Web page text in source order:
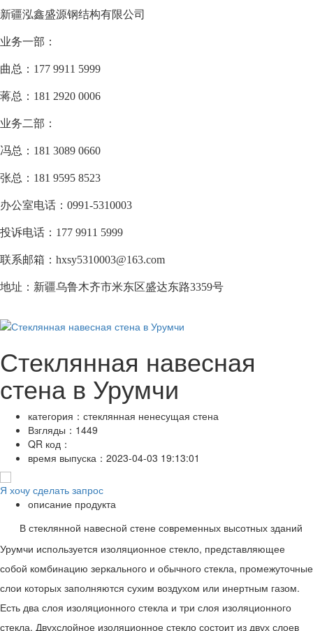
新疆泓鑫盛源钢结构有限公司
业务一部：
曲总：177 9911 5999
蒋总：181 2920 0006
业务二部：
冯总：181 3089 0660
张总：181 9595 8523
办公室电话：0991-5310003
投诉电话：177 9911 5999
联系邮箱：hxsy5310003@163.com
地址：新疆乌鲁木齐市米东区盛达东路3359号
Стеклянная навесная
стена в Урумчи
категория： стеклянная ненесущая стена
Взгляды： 1449
QR код：
время выпуска： 2023-04-03 19:13:01
Я хочу сделать запрос
описание продукта
В стеклянной навесной стене современных высотных зданий
Урумчи используется изоляционное стекло, представляющее
собой комбинацию зеркального и обычного стекла, промежуточные
слои которых заполняются сухим воздухом или инертным газом.
Есть два слоя изоляционного стекла и три слоя изоляционного
стекла. Двухслойное изоляционное стекло состоит из двух слоев